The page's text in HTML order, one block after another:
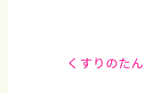
くすりのたん